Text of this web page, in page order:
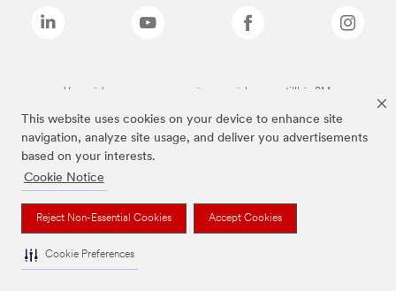
This website uses cookies on your device to enhance site
navigation, analyze site usage, and deliver you advertisements
based on your interests.
Cookie Notice
Reject Non-Essential Cookies Accept Cookies
Cookie Preferences
Varumärken som anges ovan är varumärken som tillhör 3M.